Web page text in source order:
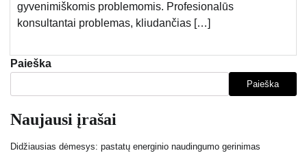
gyvenimiškomis problemomis. Profesionalūs
konsultantai problemas, kliudančias […]
Paieška
Paieška
Naujausi įrašai
Didžiausias dėmesys: pastatų energinio naudingumo gerinimas